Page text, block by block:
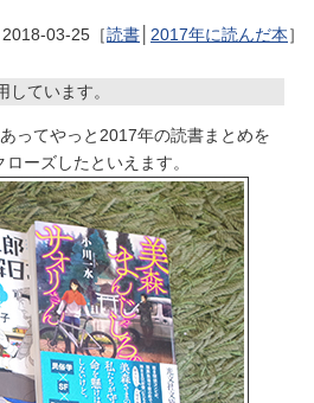
2018-03-25［読書 2017年に読んだ本］
ています。
ってやっと2017年の読書まとめを
ーズしたといえます。